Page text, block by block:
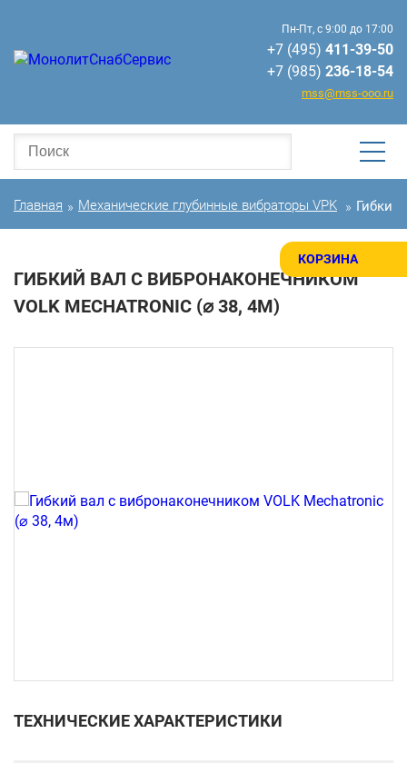
КОРЗИНА
Пн-Пт, с 9:00 до 17:00
+7 (495) 411-39-50
+7 (985) 236-18-54
mss@mss-ooo.ru
Главная » Механические глубинные вибраторы VPK » Гибкий
ГИБКИЙ ВАЛ С ВИБРОНАКОНЕЧНИКОМ
VOLK MECHATRONIC (⌀ 38, 4М)
ТЕХНИЧЕСКИЕ ХАРАКТЕРИСТИКИ